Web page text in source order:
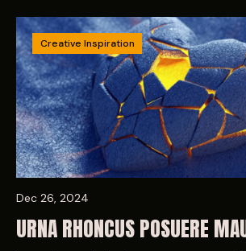
Creative Inspiration
Dec 26, 2024
URNA RHONCUS POSUERE